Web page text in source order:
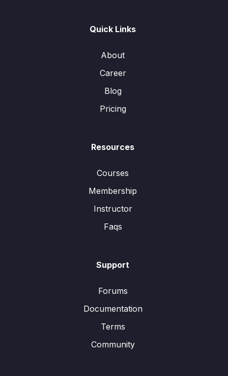
Quick Links
About
Career
Blog
Pricing
Resources
Courses
Membership
Instructor
Faqs
Support
Forums
Documentation
Terms
Community